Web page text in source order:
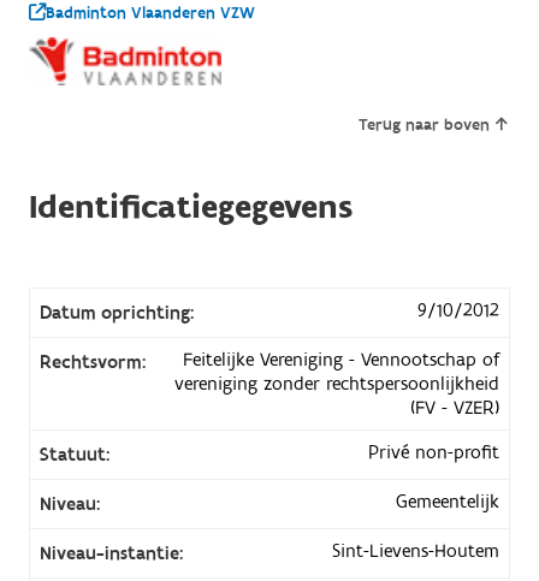
Badminton Vlaanderen VZW
Terug naar boven
Identificatiegegevens
Datum oprichting: 9/10/2012
Rechtsvorm:
Feitelijke Vereniging - Vennootschap of
vereniging zonder rechtspersoonlijkheid
(FV - VZER)
Statuut:
Privé non-profit
Niveau: Gemeentelijk
Niveau-instantie: Sint-Lievens-Houtem